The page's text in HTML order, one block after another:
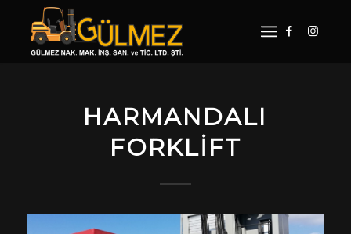
HARMANDALI
FORKLIFT